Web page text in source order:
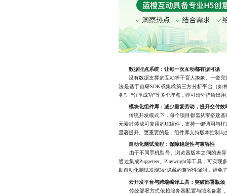
数据埋点系统：让每一次互动都有据可循
没有数据支撑的互动等于盲人摸象。一套完
法是基于自研SDK或集成第三方分析平台（如
务”、“分享成功”等多个埋点，即可清晰描绘出
模块化组件库：减少重复劳动，提升交付效
传统开发模式下，每个项目都需从零搭建基
元素封装成可复用的UI组件，支持一键调用与
显著提升。更重要的是，组件库支持版本控制
自动化测试流程：保障稳定性与兼容性
由于不同手机型号、浏览器版本之间的差异
通过集成Puppeteer、Playwright等工具，可实
助自动化测试发现3处隐藏的兼容性漏洞，避免
云开发平台与跨端编译工具：突破部署瓶颈
传统部署方式依赖服务器配置与域名备案，